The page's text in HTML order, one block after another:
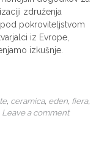
združenja
pod pokroviteljstvom
iz Evrope,
izkušnje.
, ceramica, eden, fiera,
Leave a comment